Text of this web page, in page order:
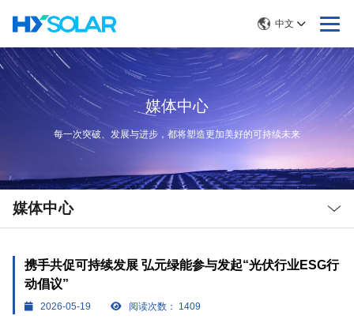
中文
媒体中心
每一次突破、发展与进步，都将塑造更加美好的可持续未来
媒体中心
Nav
Open
Menu
携手共促可持续发展 弘元绿能参与发起“光伏行业ESG行
动倡议”
2026-05-19 阅读次数： 1409